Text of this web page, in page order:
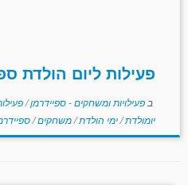
פעילות ליום הולדת
ב פעילויות ומשחקים - ספיידרמן/
יומולדת/ימי הולדת/משחקים/